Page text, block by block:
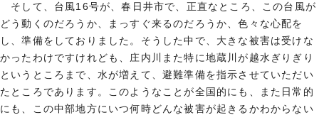
そして、台風16号が、春日井市で、正直なところ、この台風が
どう動くのだろうか、まっすぐ来るのだろうか、色々な心配を
し、準備をしておりました。そうした中で、大きな被害は受けな
かったわけですけれども、庄内川また特に地蔵川が越水ぎりぎり
というところまで、水が増えて、避難準備を指示させていただい
たところであります。このようなことが全国的にも、また日常的
にも、この中部地方にいつ何時どんな被害が起きるかわからない